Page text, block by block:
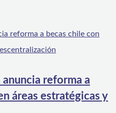
reforma a
áreas estratégicas y